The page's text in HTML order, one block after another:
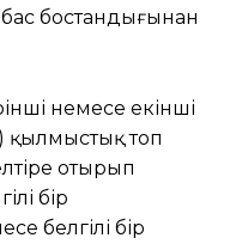
бостандығынан
немесе екінші
қылмыстық топ
отырып
бір
белгілі бір